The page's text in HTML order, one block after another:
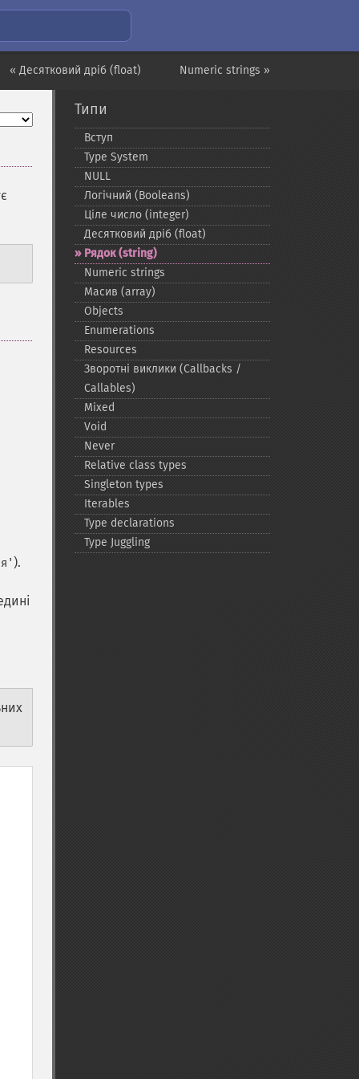
Numeric strings »
« Десятковий дріб (float)
).
Типи
Вступ
Type System
NULL
Логічний (Booleans)
Ціле число (integer)
Десятковий дріб (float)
Рядок (string)
Numeric strings
Масив (array)
Objects
Enumerations
Resources
Зворотні виклики (Callbacks /
Callables)
Mixed
Void
Never
Relative class types
Singleton types
Iterables
Type declarations
Type Juggling